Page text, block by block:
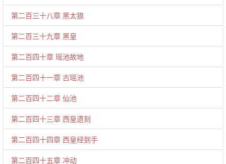
第二百三十八章 黑太狼
第二百三十九章 黑皇
第二百四十章 瑶池故地
第二百四十一章 古瑶池
第二百四十二章 仙池
第二百四十三章 西皇遗刻
第二百四十四章 西皇经到手
第二百四十五章 冲动